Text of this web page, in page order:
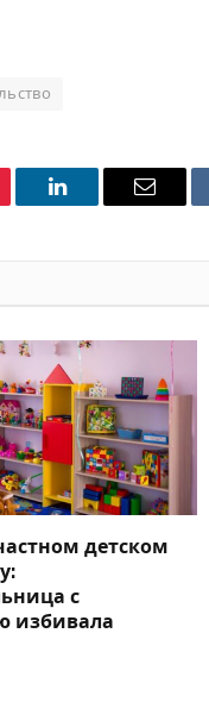
LinkedIn Email
детском
с
избивала